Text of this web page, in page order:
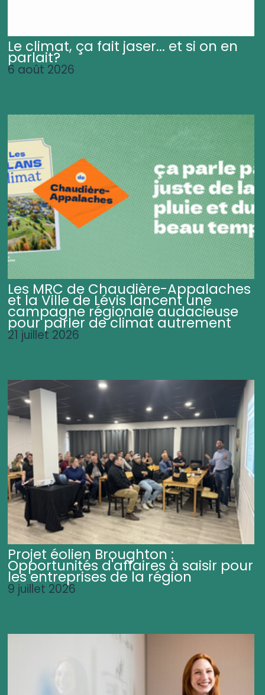
Le climat, ça fait jaser... et si on en
parlait?
6 août 2026
Les MRC de Chaudière-Appalaches
et la Ville de Lévis lancent une
campagne régionale audacieuse
pour parler de climat autrement
21 juillet 2026
Projet éolien Broughton :
Opportunités d'affaires à saisir pour
les entreprises de la région
9 juillet 2026